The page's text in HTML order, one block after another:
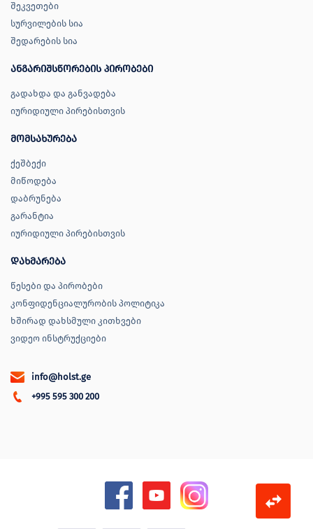
შეკვეთები
სურვილების სია
შედარების სია
ანგარიშსწორების პირობები
გადახდა და განვადება
იურიდიული პირებისთვის
მომსახურება
ქეშბექი
მიწოდება
დაბრუნება
გარანტია
იურიდიული პირებისთვის
დახმარება
წესები და პირობები
კონფიდენციალურობის პოლიტიკა
ხშირად დახსმული კითხვები
ვიდეო ინსტრუქციები
info@holst.ge
+995 595 300 200